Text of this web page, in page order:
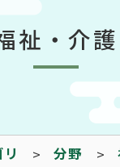
祉・介護
分野